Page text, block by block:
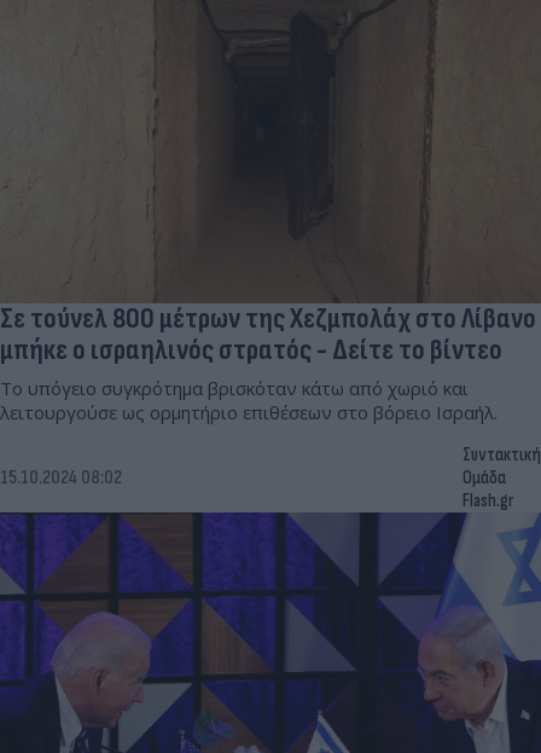
Σε τούνελ 800 μέτρων της Χεζμπολάχ στο Λίβανο
μπήκε ο ισραηλινός στρατός - Δείτε το βίντεο
Το υπόγειο συγκρότημα βρισκόταν κάτω από χωριό και
λειτουργούσε ως ορμητήριο επιθέσεων στο βόρειο Ισραήλ.
15.10.2024 08:02
Συντακτική
Ομάδα
Flash.gr